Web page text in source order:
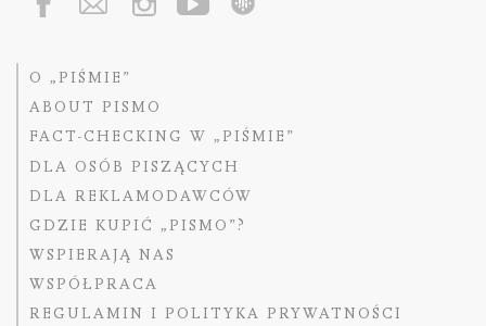
O „PIŚMIE”
ABOUT PISMO
FACT-CHECKING W „PIŚMIE”
DLA OSÓB PISZĄCYCH
DLA REKLAMODAWCÓW
GDZIE KUPIĆ „PISMO”?
WSPIERAJĄ NAS
WSPÓŁPRACA
REGULAMIN I POLITYKA PRYWATNOŚCI